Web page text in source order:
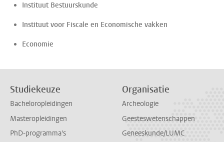
Instituut Bestuurskunde
Instituut voor Fiscale en Economische vakken
Economie
Studiekeuze
Bacheloropleidingen
Masteropleidingen
PhD-programma's
Organisatie
Archeologie
Geesteswetenschappen
Geneeskunde/LUMC